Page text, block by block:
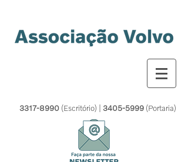
3317-8990 (Escritório) | 3405-5999(Portaria)